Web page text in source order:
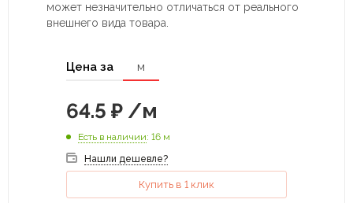
может незначительно отличаться от реального
внешнего вида товара.
Цена за м
64.5 ₽ /м
Есть в наличии: 16 м
Нашли дешевле?
Купить в 1 клик